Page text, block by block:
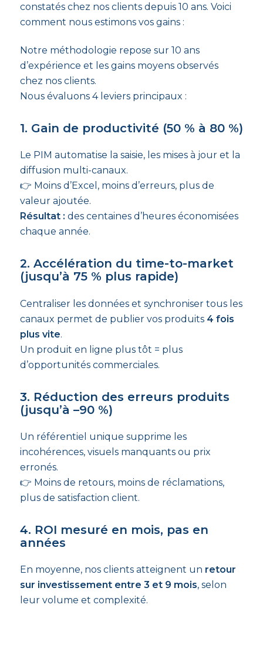
constatés chez nos clients depuis 10 ans. Voici
comment nous estimons vos gains :
Notre méthodologie repose sur 10 ans
d’expérience et les gains moyens observés
chez nos clients.
Nous évaluons 4 leviers principaux :
1. Gain de productivité (50 % à 80 %)
Le PIM automatise la saisie, les mises à jour et la
diffusion multi-canaux.
👉 Moins d’Excel, moins d’erreurs, plus de
valeur ajoutée.
Résultat : des centaines d’heures économisées
chaque année.
2. Accélération du time-to-market
(jusqu’à 75 % plus rapide)
Centraliser les données et synchroniser tous les
canaux permet de publier vos produits 4 fois
plus vite.
Un produit en ligne plus tôt = plus
d’opportunités commerciales.
3. Réduction des erreurs produits
(jusqu’à –90 %)
Un référentiel unique supprime les
incohérences, visuels manquants ou prix
erronés.
👉 Moins de retours, moins de réclamations,
plus de satisfaction client.
4. ROI mesuré en mois, pas en
années
En moyenne, nos clients atteignent un retour
sur investissement entre 3 et 9 mois, selon
leur volume et complexité.